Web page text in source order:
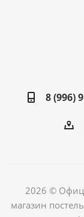
8 (996)
2026 ©
магазин